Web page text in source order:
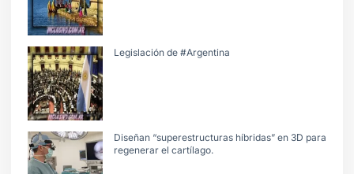
Legislación de #Argentina
Diseñan “superestructuras híbridas” en 3D para
regenerar el cartílago.